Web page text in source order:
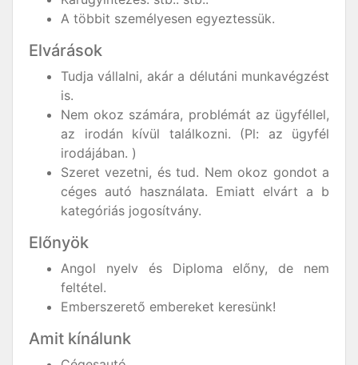
A többit személyesen egyeztessük.
Elvárások
Tudja vállalni, akár a délutáni munkavégzést
is.
Nem okoz számára, problémát az ügyféllel,
az irodán kívül találkozni. (Pl: az ügyfél
irodájában. )
Szeret vezetni, és tud. Nem okoz gondot a
céges autó használata. Emiatt elvárt a b
kategóriás jogosítvány.
Előnyök
Angol nyelv és Diploma előny, de nem
feltétel.
Emberszerető embereket keresünk!
Amit kínálunk